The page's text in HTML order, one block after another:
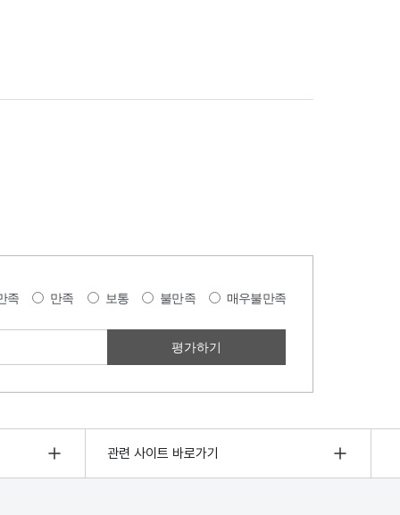
족 만족 보통 불만족 매우불만족
관련 사이트 바로가기